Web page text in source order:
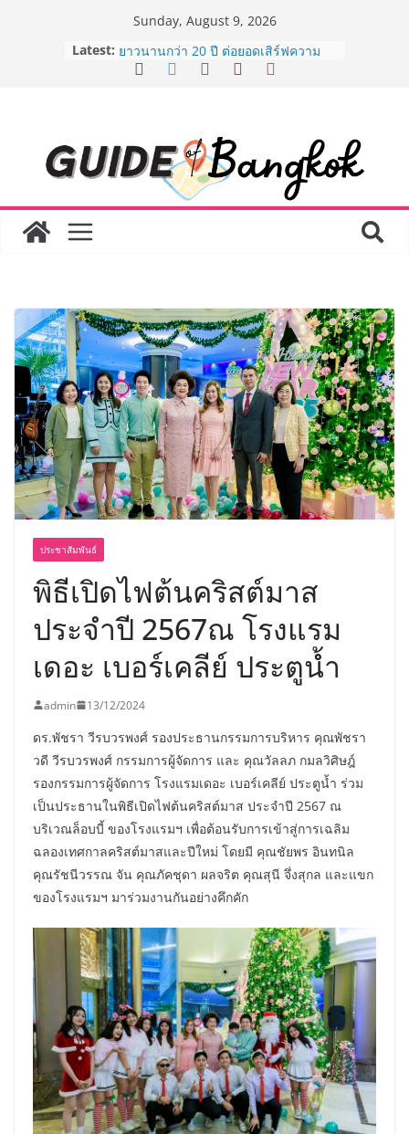
Sunday, August 9, 2026
Latest: AirAsia X SEE FAH พันธมิตรทางธุรกิจ
ยาวนานกว่า 20 ปี ต่อยอดเสิร์ฟความ
“BIO TRADE CONNECT 2026” ยก
ระดับผลิตภัณฑ์ท้องถิ่นสู่ตลาดเชิง
พาณิชย์อย่างยั่งยืน
LORDNINE จัดศึกคนดังสายเกม ไทย
ปะทะ ฟิลิปปินส์ ใน “Rise of the Tenth
ได้เตรียมนักเรียนเพียงเพื่อก้าวเข้าสู่
มหาวิทยาลัยเท่านั้น แต่ยังเตรียมพวก
เขาให้พร้อมเป็นผู้กำหนดอนาคต”
8.8 “ซูเลียน” รวมพลังนักธุรกิจทั่ว
ประเทศ จัดประชุมใหญ่แห่งปี พบ CEO
“ดร.ปิยะวัฒน์” ถ่ายทอดวิสัยทัศน์ธุรกิจ
พร้อมฟรีคอนเสิร์ต “โชค รถแห่” ยกวง
ประชาสัมพันธ์
พิธีเปิดไฟต้นคริสต์มาส
ประจำปี 2567ณ โรงแรม
เดอะ เบอร์เคลีย์ ประตูน้ำ
admin 13/12/2024
ดร.พัชรา วีรบวรพงศ์ รองประธานกรรมการบริหาร คุณพัชรา
วดี วีรบวรพงศ์ กรรมการผู้จัดการ และ คุณวัลลภ กมลวิศิษฎ์
รองกรรมการผู้จัดการ โรงแรมเดอะ เบอร์เคลีย์ ประตูน้ำ ร่วม
เป็นประธานในพิธีเปิดไฟต้นคริสต์มาส ประจำปี 2567 ณ
บริเวณล็อบบี้ ของโรงแรมฯ เพื่อต้อนรับการเข้าสู่การเฉลิม
ฉลองเทศกาลคริสต์มาสและปีใหม่ โดยมี คุณชัยพร อินทนิล
คุณรัชนีวรรณ จัน คุณภัคชุดา ผลจริต คุณสุนี จึ่งสุกล และแขก
ของโรงแรมฯ มาร่วมงานกันอย่างคึกคัก